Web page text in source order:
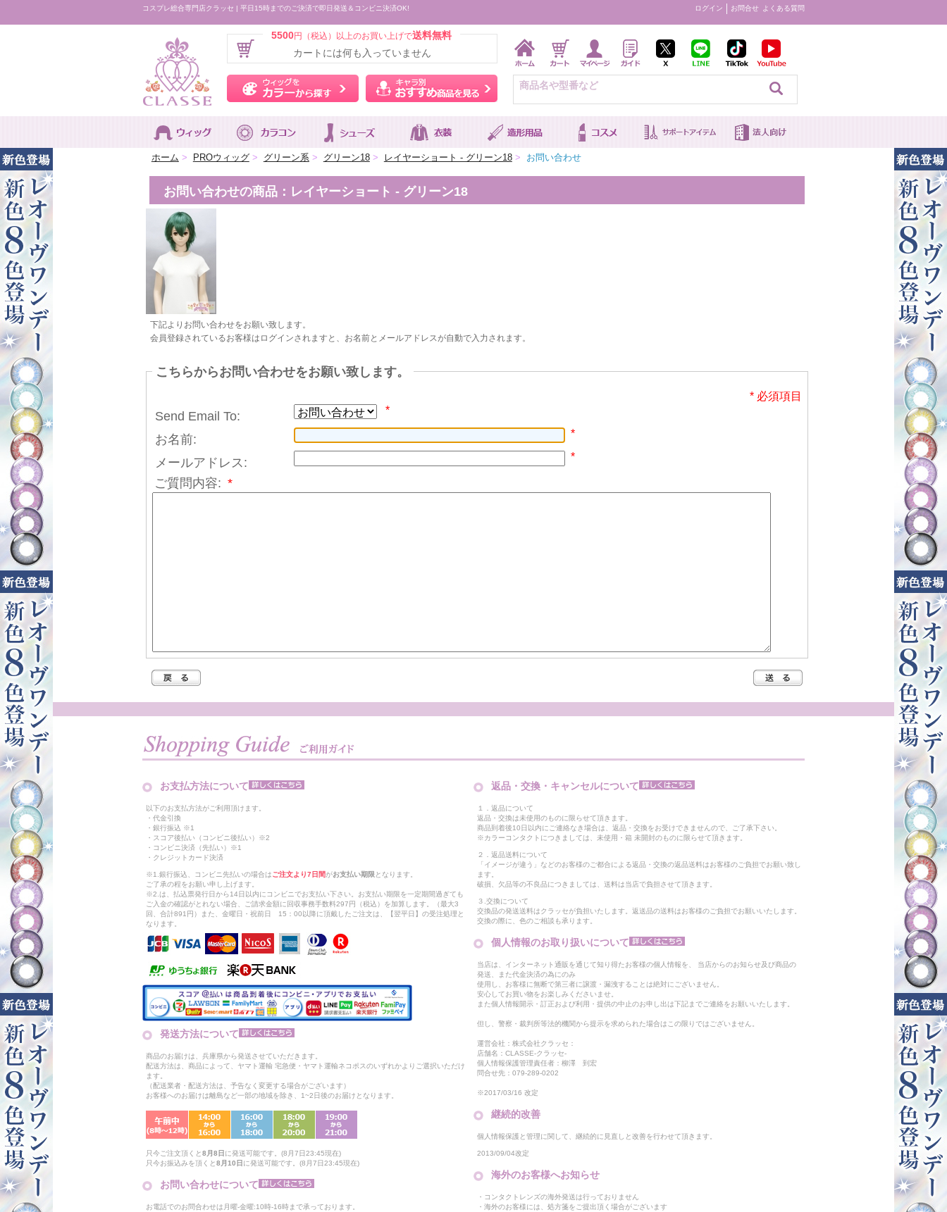
コスプレ総合専門店クラッセ | 平日15時までのご決済で即日発送＆コンビニ決済OK! ログイン お問合せ よくある質問
5500円（税込）以上のお買い上げで送料無料
カートには何も入っていません
ウィッグをカラーから探す キャラ別おすすめ商品を見る
ホーム > PROウィッグ > グリーン系 > グリーン18 > レイヤーショート - グリーン18 > お問い合わせ
お問い合わせの商品：レイヤーショート - グリーン18
下記よりお問い合わせをお願い致します。
会員登録されているお客様はログインされますと、お名前とメールアドレスが自動で入力されます。
こちらからお問い合わせをお願い致します。
* 必須項目
Send Email To: *
お名前: *
メールアドレス: *
ご質問内容: *
お支払方法について
以下のお支払方法がご利用頂けます。
・代金引換
・銀行振込 ※1
・スコア後払い（コンビニ後払い）※2
・コンビニ決済（先払い）※1
・クレジットカード決済
※1.銀行振込、コンビニ先払いの場合はご注文より7日間がお支払い期限 となります。
ご了承の程をお願い申し上げます。
※2.は、払込票発行日から14日以内にコンビニでお支払い下さい。お支払い期限を一定期間過ぎても
ご入金の確認がとれない場合、ご請求金額に回収事務手数料297円（税込）を加算します。（最大3
回、合計891円）また、金曜日・祝前日 15：00以降に頂戴したご注文は、【翌平日】の受注処理と
なります。
発送方法について
商品のお届けは、兵庫県から発送させていただきます。
配送方法は、商品によって、ヤマト運輸 宅急便・ヤマト運輸ネコポスのいずれかよりご選択いただけ
ます。
（配送業者・配送方法は、予告なく変更する場合がございます）
お客様へのお届けは離島など一部の地域を除き、1~2日後のお届けとなります。
只今ご注文頂くと8月8日 に発送可能です。(8月7日23:45現在)
只今お振込みを頂くと8月10日 に発送可能です。(8月7日23:45現在)
お問い合わせについて
お電話でのお問合わせは月曜-金曜:10時-16時まで承っております。
返品・交換・キャンセルについて
１．返品について
返品・交換は未使用のものに限らせて頂きます。
商品到着後10日以内にご連絡なき場合は、返品・交換をお受けできませんので、ご了承下さい。
※カラーコンタクトにつきましては、未使用・箱 未開封のものに限らせて頂きます。
２．返品送料について
「イメージが違う」などのお客様のご都合による返品・交換の返品送料はお客様のご負担でお願い致し
ます。
破損、欠品等の不良品につきましては、送料は当店で負担させて頂きます。
３.交換について
交換品の発送送料はクラッセが負担いたします。返送品の送料はお客様のご負担でお願いいたします。
交換の際に、色のご相談も承ります。
個人情報のお取り扱いについて
当店は、インターネット通販を通じて知り得たお客様の個人情報を、 当店からのお知らせ及び商品の
発送、また代金決済の為にのみ
使用し、お客様に無断で第三者に譲渡・漏洩することは絶対にございません。
安心してお買い物をお楽しみくださいませ。
また個人情報開示・訂正および利用・提供の中止のお申し出は下記までご連絡をお願いいたします。
但し、警察・裁判所等法的機関から提示を求められた場合はこの限りではございません。
運営会社：株式会社クラッセ：
店舗名：CLASSE-クラッセ-
個人情報保護管理責任者：柳澤 到宏
問合せ先：079-289-0202
※2017/03/16 改定
継続的改善
個人情報保護と管理に関して、継続的に見直しと改善を行わせて頂きます。
2013/09/04改定
海外のお客様へお知らせ
・コンタクトレンズの海外発送は行っておりません
・海外のお客様には、処方箋をご提出頂く場合がございます